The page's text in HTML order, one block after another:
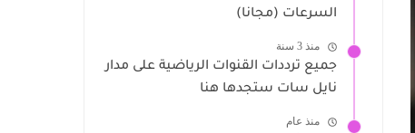
السرعات (مجانا)
منذ 3 سنة
جميع ترددات القنوات الرياضية على مدار
نايل سات ستجدها هنا
منذ عام